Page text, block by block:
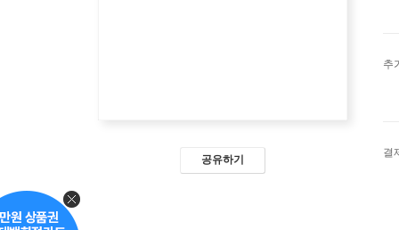
공유하기
추
결